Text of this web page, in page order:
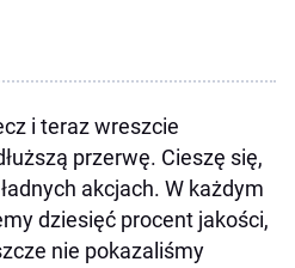
i teraz wreszcie
przerwę. Cieszę się,
akcjach. W każdym
dziesięć procent jakości,
nie pokazaliśmy